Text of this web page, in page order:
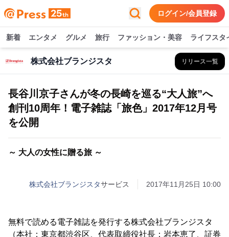
ログイン/会員登録
新着 エンタメ グルメ 旅行 ファッション・美容 ライフスタ
株式会社ブランジスタ リリース一覧
長谷川京子さんが冬の長崎を巡る“大人旅”へ
創刊10周年！電子雑誌「旅色」2017年12月号
を公開
～ 大人の女性に贈る旅 ～
株式会社ブランジスタサービス 2017年11月25日 10:00
無料で読める電子雑誌を発行する株式会社ブランジスタ
（本社：東京都渋谷区、代表取締役社長：岩本恵了、証券